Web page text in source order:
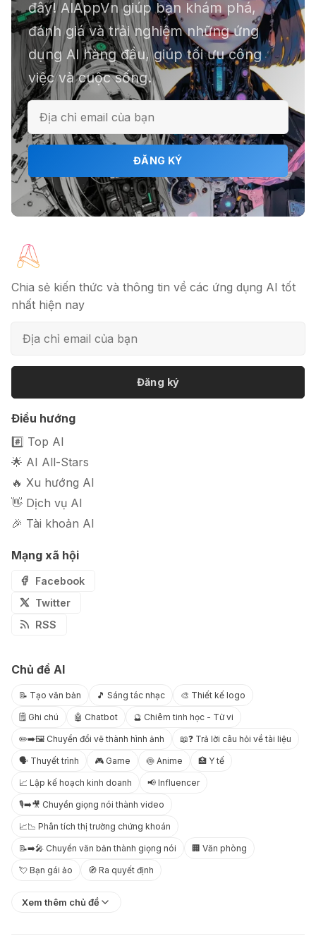
chục file dữ liệu
ℹ️ Napkin AI - Biến văn bản thành
infographic
🎗️ Logomaster.ai: Thiết kế logo
chuyên nghiệp trong 5 phút
ảnh sản phẩm chuyên nghiệp
đây! AIAppVn giúp bạn khám phá,
đánh giá và trải nghiệm những ứng
dụng AI hàng đầu, giúp tối ưu công
việc và cuộc sống.
ĐĂNG KÝ
Chia sẻ kiến thức và thông tin về các ứng dụng AI tốt
nhất hiện nay
Đăng ký
Điều hướng
#️⃣ Top AI
🌟 AI All-Stars
🔥 Xu hướng AI
👋 Dịch vụ AI
🎉 Tài khoản AI
Mạng xã hội
Facebook
Twitter
RSS
Chủ đề AI
📝 Tạo văn bản 🎵 Sáng tác nhạc 🎨 Thiết kế logo
🗒️ Ghi chú 🤖 Chatbot 🔮 Chiêm tinh học - Tử vi
✏️➡️🖼️ Chuyển đổi vẽ thành hình ảnh 📖❓ Trả lời câu hỏi về tài liệu
🗣️ Thuyết trình 🎮 Game 🍥 Anime 🏥 Y tế
📈 Lập kế hoạch kinh doanh 📢 Influencer
🎙️➡️🎥 Chuyển giọng nói thành video
📈📉 Phân tích thị trường chứng khoán
📝➡️🎤 Chuyển văn bản thành giọng nói 🏢 Văn phòng
💘 Bạn gái ảo 🧭 Ra quyết định
Xem thêm chủ đề